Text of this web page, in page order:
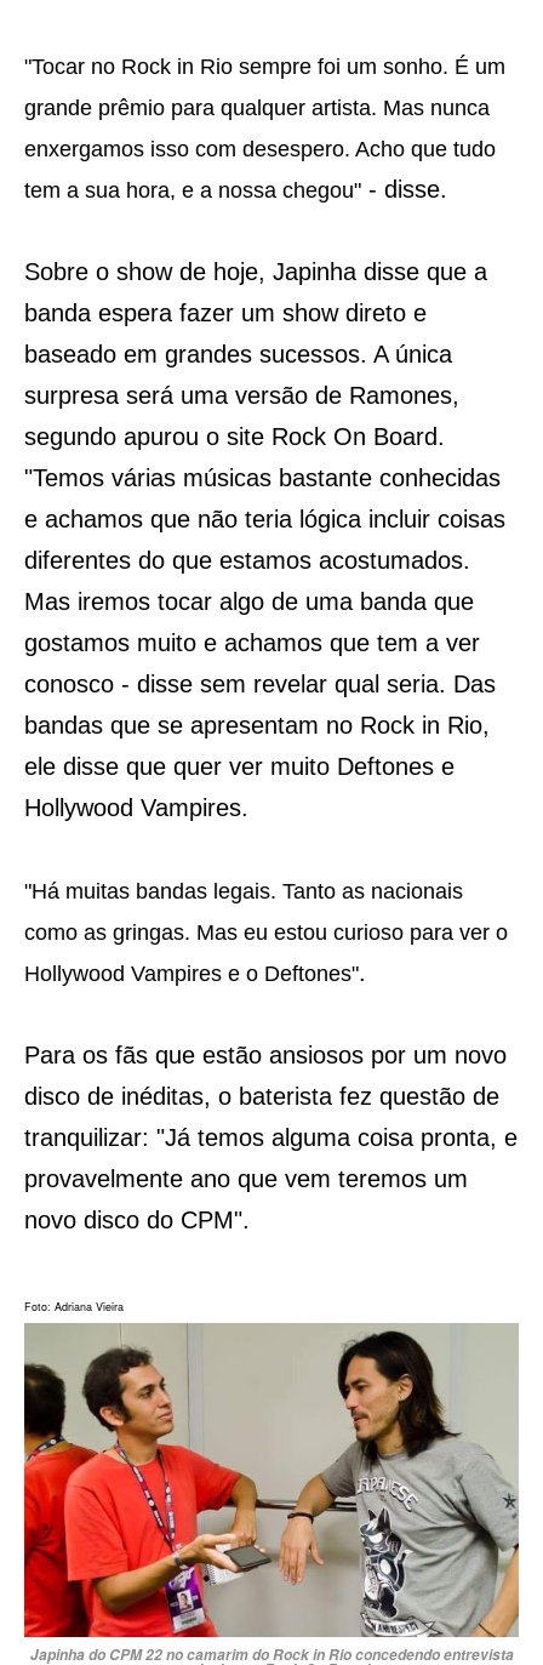
"Tocar no Rock in Rio sempre foi um sonho. É um
grande prêmio para qualquer artista. Mas nunca
enxergamos isso com desespero. Acho que tudo
tem a sua hora, e a nossa chegou" - disse.
Sobre o show de hoje, Japinha disse que a
banda espera fazer um show direto e
baseado em grandes sucessos. A única
surpresa será uma versão de Ramones,
segundo apurou o site Rock On Board.
"Temos várias músicas bastante conhecidas
e achamos que não teria lógica incluir coisas
diferentes do que estamos acostumados.
Mas iremos tocar algo de uma banda que
gostamos muito e achamos que tem a ver
conosco - disse sem revelar qual seria. Das
bandas que se apresentam no Rock in Rio,
ele disse que quer ver muito Deftones e
Hollywood Vampires.
"Há muitas bandas legais. Tanto as nacionais
como as gringas. Mas eu estou curioso para ver o
Hollywood Vampires e o Deftones".
Para os fãs que estão ansiosos por um novo
disco de inéditas, o baterista fez questão de
tranquilizar: "Já temos alguma coisa pronta, e
provavelmente ano que vem teremos um
novo disco do CPM".
Foto: Adriana Vieira
Japinha do CPM 22 no camarim do Rock in Rio concedendo entrevista